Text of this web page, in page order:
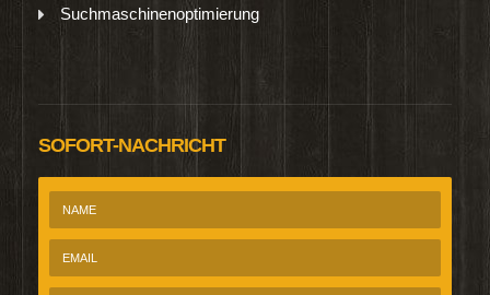
Suchmaschinenoptimierung
SOFORT-NACHRICHT